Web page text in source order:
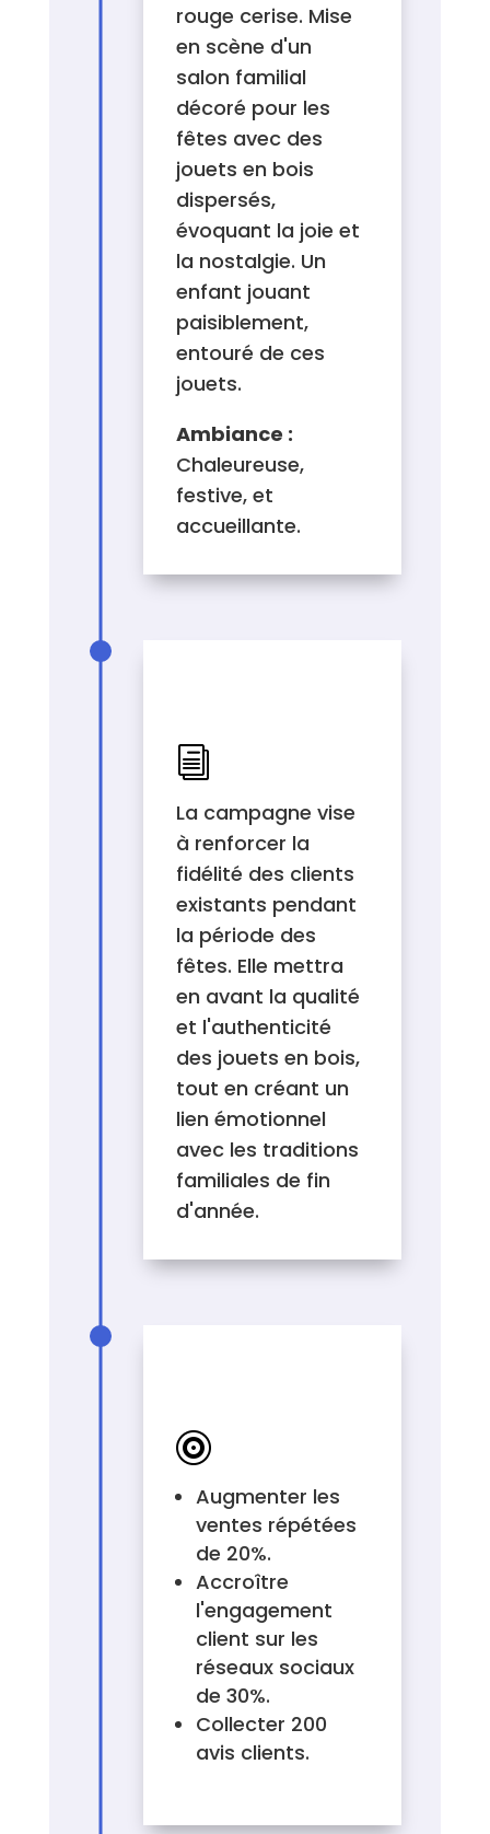
rouge cerise. Mise
en scène d'un
salon familial
décoré pour les
fêtes avec des
jouets en bois
dispersés,
évoquant la joie et
la nostalgie. Un
enfant jouant
paisiblement,
entouré de ces
jouets.
Ambiance :
Chaleureuse,
festive, et
accueillante.
i
La campagne vise
à renforcer la
fidélité des clients
existants pendant
la période des
fêtes. Elle mettra
en avant la qualité
et l'authenticité
des jouets en bois,
tout en créant un
lien émotionnel
avec les traditions
familiales de fin
d'année.

Augmenter les
ventes répétées
de 20%.
Accroître
l'engagement
client sur les
réseaux sociaux
de 30%.
Collecter 200
avis clients.